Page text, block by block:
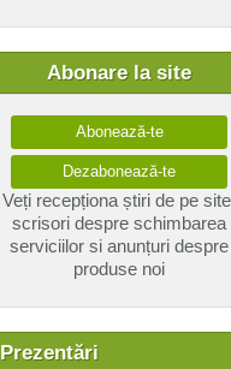
Abonare la site
Abonează-te
Dezabonează-te
Veți recepționa știri de pe
scrisori despre schimbarea
serviciilor si anunțuri despre
produse noi
Prezentări